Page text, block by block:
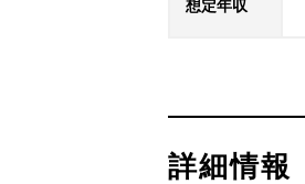
想定年収
詳細情報